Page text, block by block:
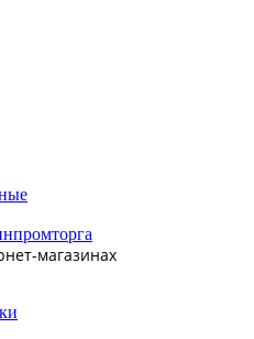
магазинах